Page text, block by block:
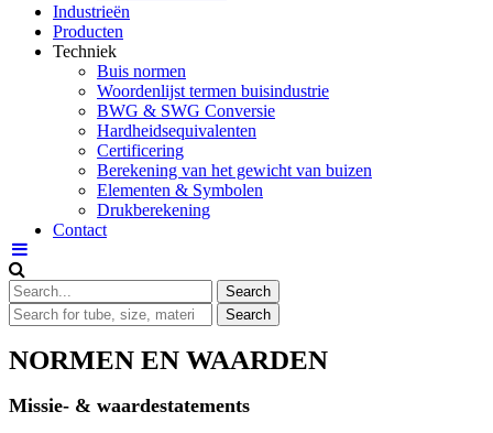
Industrieën
Producten
Techniek
Buis normen
Woordenlijst termen buisindustrie
BWG & SWG Conversie
Hardheidsequivalenten
Certificering
Berekening van het gewicht van buizen
Elementen & Symbolen
Drukberekening
Contact
NORMEN EN WAARDEN
Missie- & waardestatements